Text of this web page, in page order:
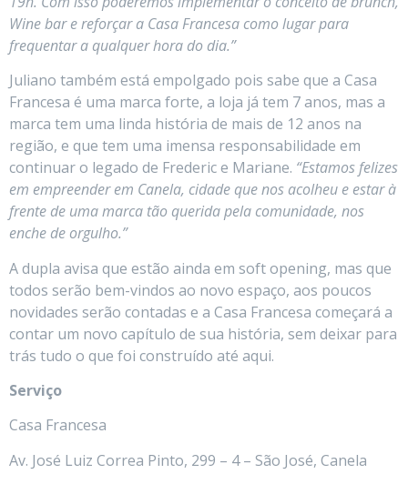
Wine bar e reforçar a Casa Francesa como lugar para
frequentar a qualquer hora do dia.”
Juliano também está empolgado pois sabe que a Casa
Francesa é uma marca forte, a loja já tem 7 anos, mas a
marca tem uma linda história de mais de 12 anos na
região, e que tem uma imensa responsabilidade em
continuar o legado de Frederic e Mariane. “Estamos felizes
em empreender em Canela, cidade que nos acolheu e estar à
frente de uma marca tão querida pela comunidade, nos
enche de orgulho.”
A dupla avisa que estão ainda em soft opening, mas que
todos serão bem-vindos ao novo espaço, aos poucos
novidades serão contadas e a Casa Francesa começará a
contar um novo capítulo de sua história, sem deixar para
trás tudo o que foi construído até aqui.
Serviço
Casa Francesa
Av. José Luiz Correa Pinto, 299 – 4 – São José, Canela